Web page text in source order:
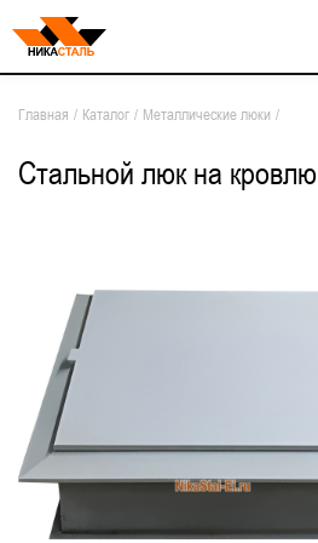
Главная / Каталог / Металлические люки /
Стальной люк на кровлю